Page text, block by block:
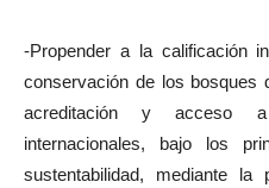
-Propender a la calificación
conservación de los bosques
acreditación y acceso
internacionales, bajo los
sustentabilidad, mediante la